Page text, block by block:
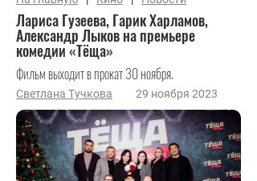
Лариса Гузеева, Гарик Харламов,
Александр Лыков на премьере
комедии «Тёща»
Фильм выходит в прокат 30 ноября.
Светлана Тучкова 29 ноября 2023